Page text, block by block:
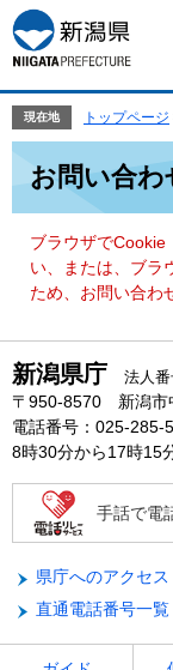
ー
ジ
の
頭
す。
ニ
ュ
ー
飛
て
現在地 トップページ
お問い合わ
ブラウザでCookie
い、または、ブラ
ため、お問い合わ
新潟県庁 法人
〒950-8570 新潟市
電話番号：025-285-
8時30分から17時15
手話で電
県庁へのアクセス
直通電話番号一覧